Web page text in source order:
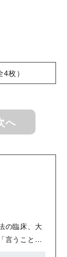
枚）
へ
の臨床、大
言うことを